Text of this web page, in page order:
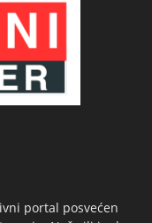
portal posvećen